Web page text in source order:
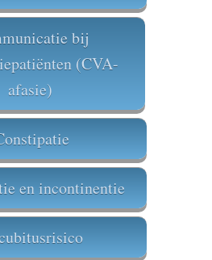
bij
(CVA-
afasie)
en incontinentie